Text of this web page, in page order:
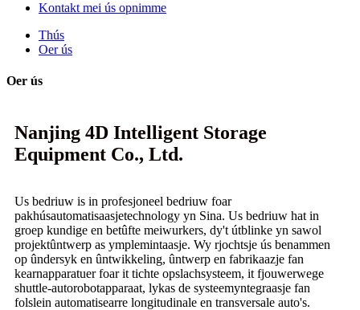
Kontakt mei ús opnimme
Thús
Oer ús
Oer ús
Nanjing 4D Intelligent Storage
Equipment Co., Ltd.
Us bedriuw is in profesjoneel bedriuw foar
pakhúsautomatisaasjetechnology yn Sina. Us bedriuw hat in
groep kundige en betûfte meiwurkers, dy't útblinke yn sawol
projektûntwerp as ymplemintaasje. Wy rjochtsje ús benammen
op ûndersyk en ûntwikkeling, ûntwerp en fabrikaazje fan
kearnapparatuer foar it tichte opslachsysteem, it fjouwerwege
shuttle-autorobotapparaat, lykas de systeemyntegraasje fan
folslein automatisearre longitudinale en transversale auto's.